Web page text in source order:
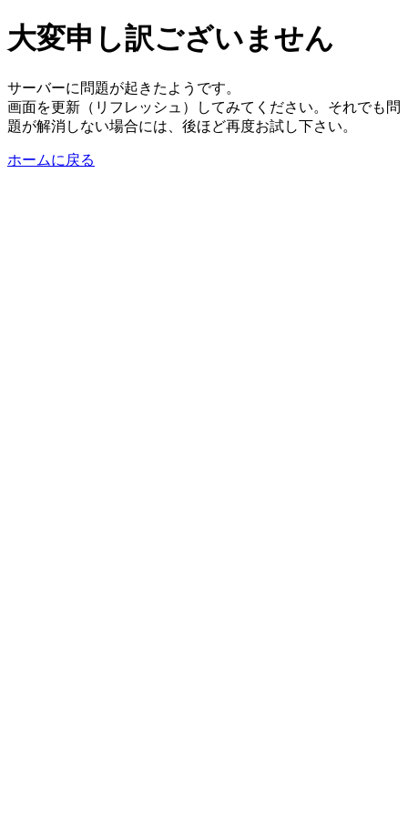
大変申し訳ございません
サーバーに問題が起きたようです。
画面を更新（リフレッシュ）してみてください。それでも問
題が解消しない場合には、後ほど再度お試し下さい。
ホームに戻る